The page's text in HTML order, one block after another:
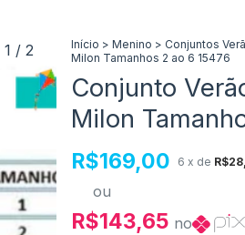
1 / 2 Início > Menino > Conjuntos
Milon Tamanhos 2 ao 6 15476
Conjunto
Milon
R$169,00 6 x de
ou
R$143,65 no